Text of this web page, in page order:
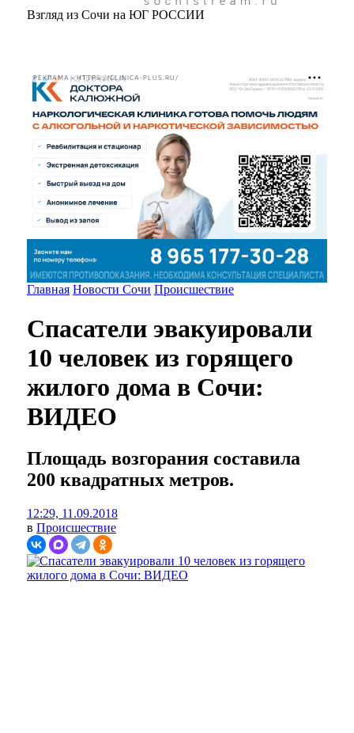
Взгляд из Сочи на ЮГ РОССИИ
РЕКЛАМА • HTTPS://CLINICA-PLUS.RU/
Главная Новости Сочи Происшествие
Спасатели эвакуировали
10 человек из горящего
жилого дома в Сочи:
ВИДЕО
Площадь возгорания составила
200 квадратных метров.
12:29, 11.09.2018
в Происшествие